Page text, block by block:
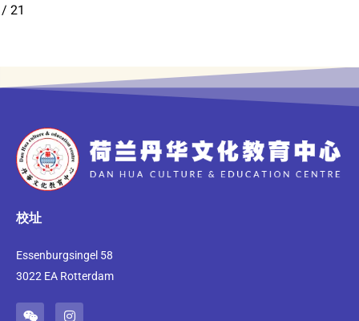
21
校址
Essenburgsingel 58
3022 EA Rotterdam